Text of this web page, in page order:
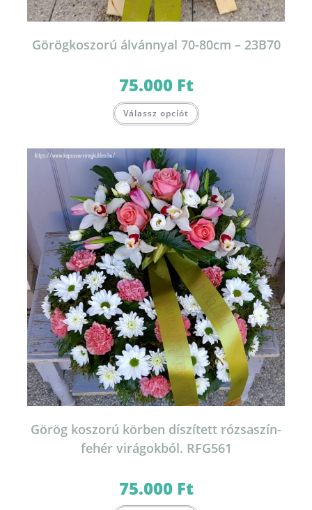
Görögkoszorú álvánnyal 70-80cm – 23B70
75.000 Ft
Válassz opciót
Görög koszorú körben díszített rózsaszín-
fehér virágokból. RFG561
75.000 Ft